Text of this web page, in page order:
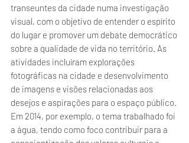
transeuntes da cidade numa investigação
visual, com o objetivo de entender o espírito
do lugar e promover um debate democrático
sobre a qualidade de vida no território. As
atividades incluíram explorações
fotográficas na cidade e desenvolvimento
de imagens e visões relacionadas aos
desejos e aspirações para o espaço público.
Em 2014, por exemplo, o tema trabalhado foi
a água, tendo como foco contribuir para a